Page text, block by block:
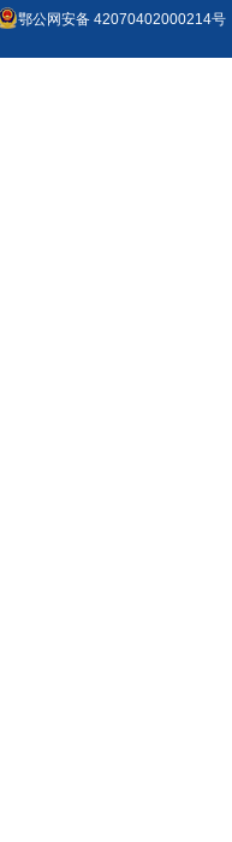
鄂公网安备 42070402000214号